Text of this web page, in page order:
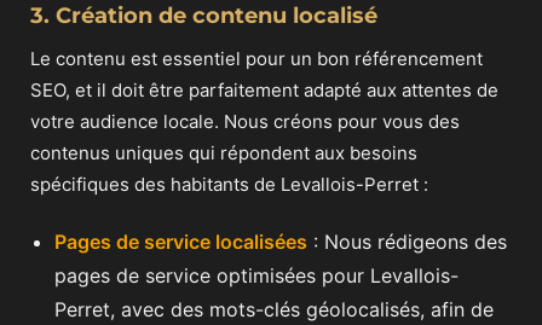
3. Création de contenu localisé
Le contenu est essentiel pour un bon référencement
SEO, et il doit être parfaitement adapté aux attentes de
votre audience locale. Nous créons pour vous des
contenus uniques qui répondent aux besoins
spécifiques des habitants de Levallois-Perret :
Pages de service localisées : Nous rédigeons des
pages de service optimisées pour Levallois-
Perret, avec des mots-clés géolocalisés, afin de